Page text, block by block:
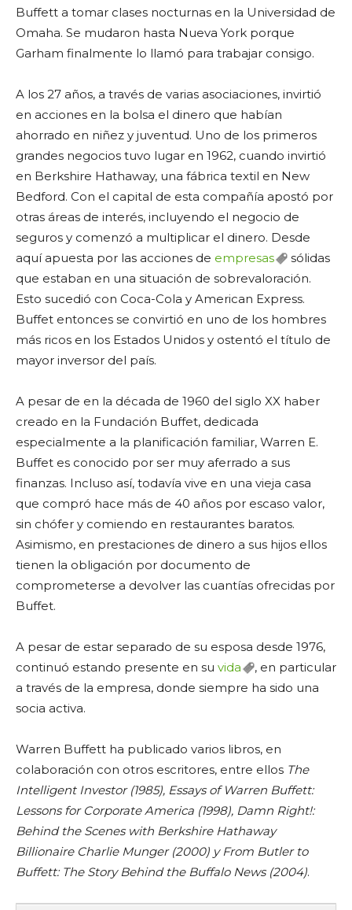
Buffett a tomar clases nocturnas en la Universidad de
Omaha. Se mudaron hasta Nueva York porque
Garham finalmente lo llamó para trabajar consigo.
A los 27 años, a través de varias asociaciones, invirtió
en acciones en la bolsa el dinero que habían
ahorrado en niñez y juventud. Uno de los primeros
grandes negocios tuvo lugar en 1962, cuando invirtió
en Berkshire Hathaway, una fábrica textil en New
Bedford. Con el capital de esta compañía apostó por
otras áreas de interés, incluyendo el negocio de
seguros y comenzó a multiplicar el dinero. Desde
aquí apuesta por las acciones de empresas
sólidas
que estaban en una situación de sobrevaloración.
Esto sucedió con Coca-Cola y American Express.
Buffet entonces se convirtió en uno de los hombres
más ricos en los Estados Unidos y ostentó el título de
mayor inversor del país.
A pesar de en la década de 1960 del siglo XX haber
creado en la Fundación Buffet, dedicada
especialmente a la planificación familiar, Warren E.
Buffet es conocido por ser muy aferrado a sus
finanzas. Incluso así, todavía vive en una vieja casa
que compró hace más de 40 años por escaso valor,
sin chófer y comiendo en restaurantes baratos.
Asimismo, en prestaciones de dinero a sus hijos ellos
tienen la obligación por documento de
comprometerse a devolver las cuantías ofrecidas por
Buffet.
A pesar de estar separado de su esposa desde 1976,
continuó estando presente en su vida
, en particular
a través de la empresa, donde siempre ha sido una
socia activa.
Warren Buffett ha publicado varios libros, en
colaboración con otros escritores, entre ellos The
Intelligent Investor (1985), Essays of Warren Buffett:
Lessons for Corporate America (1998), Damn Right!:
Behind the Scenes with Berkshire Hathaway
Billionaire Charlie Munger (2000) y From Butler to
Buffett: The Story Behind the Buffalo News (2004).